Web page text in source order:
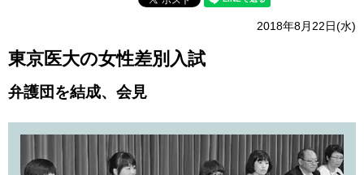
2018年8月22日(水)
東京医大の女性差別入試
弁護団を結成、会見